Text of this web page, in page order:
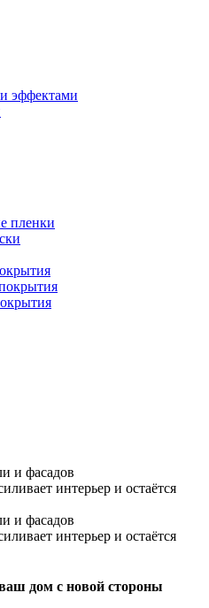
эффектами
пленки
и фасадов
интерьер и остаётся
и фасадов
интерьер и остаётся
дом с новой стороны